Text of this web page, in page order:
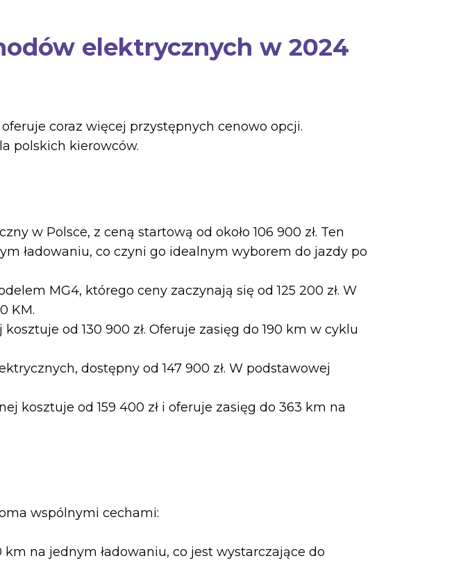
elektrycznych w 2024
coraz więcej przystępnych cenowo opcji.
polskich kierowców.
w Polsce, z ceną startową od około 106 900 zł. Ten
ładowaniu, co czyni go idealnym wyborem do jazdy po
MG4, którego ceny zaczynają się od 125 200 zł. W
KM.
od 130 900 zł. Oferuje zasięg do 190 km w cyklu
dostępny od 147 900 zł. W podstawowej
kosztuje od 159 400 zł i oferuje zasięg do 363 km na
wspólnymi cechami:
na jednym ładowaniu, co jest wystarczające do